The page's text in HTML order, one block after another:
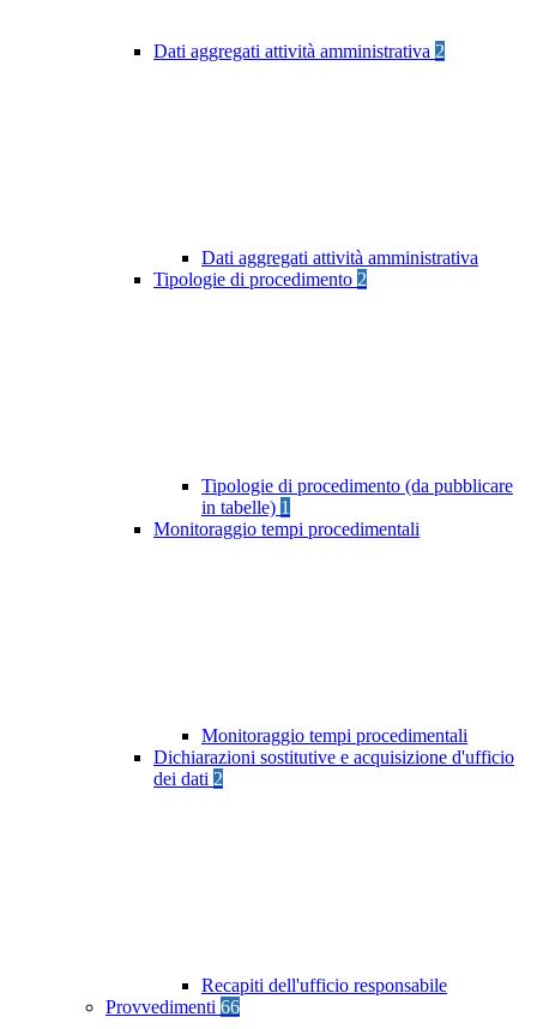
Dati aggregati attività amministrativa 2
Dati aggregati attività amministrativa
Tipologie di procedimento 2
Tipologie di procedimento (da pubblicare
in tabelle) 1
Monitoraggio tempi procedimentali
Monitoraggio tempi procedimentali
Dichiarazioni sostitutive e acquisizione d'ufficio
dei dati 2
Recapiti dell'ufficio responsabile
Provvedimenti 66